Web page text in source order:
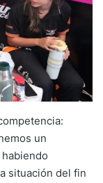
un
situación del fin